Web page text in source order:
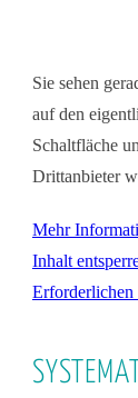
Sie sehen
auf den
Schaltfläche
Drittanbieter
Mehr
Inhalt
Erforderlichen